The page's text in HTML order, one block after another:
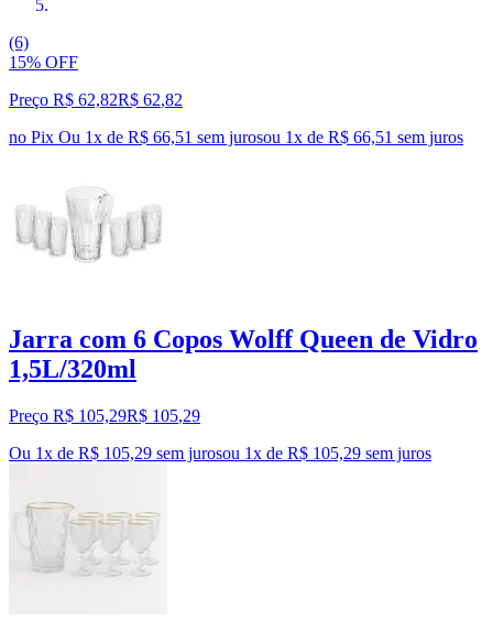
(6)
15% OFF
Preço R$ 62,82R$ 62,82
no Pix Ou 1x de R$ 66,51 sem jurosou 1x de R$ 66,51 sem juros
Jarra com 6 Copos Wolff Queen de Vidro
1,5L/320ml
Preço R$ 105,29R$ 105,29
Ou 1x de R$ 105,29 sem jurosou 1x de R$ 105,29 sem juros